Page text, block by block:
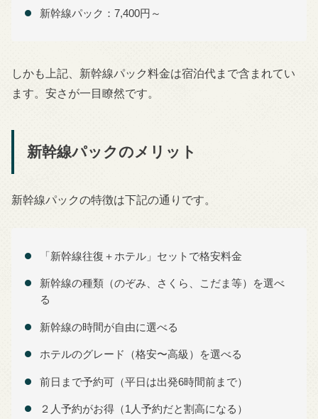
新幹線パック：7,400円～
しかも上記、新幹線パック料金は宿泊代まで含まれてい
ます。安さが一目瞭然です。
新幹線パックのメリット
新幹線パックの特徴は下記の通りです。
「新幹線往復＋ホテル」セットで格安料金
新幹線の種類（のぞみ、さくら、こだま等）を選べ
る
新幹線の時間が自由に選べる
ホテルのグレード（格安〜高級）を選べる
前日まで予約可（平日は出発6時間前まで）
２人予約がお得（1人予約だと割高になる）